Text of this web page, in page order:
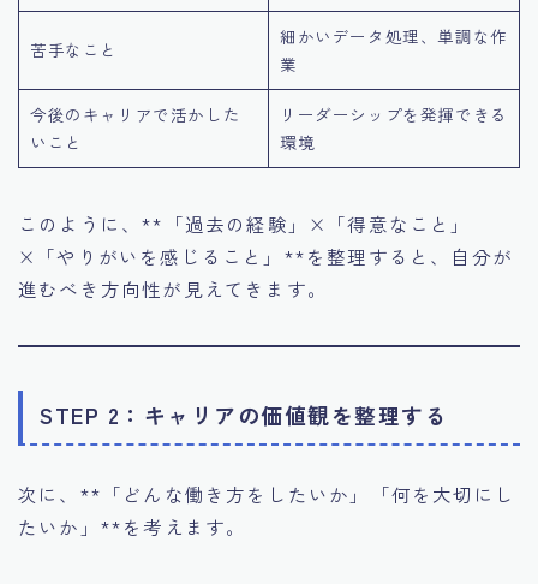
苦手なこと
細かいデータ処理、単調な作
業
今後のキャリアで活かした
いこと
リーダーシップを発揮できる
環境
このように、**「過去の経験」×「得意なこと」
×「やりがいを感じること」**を整理すると、自分が
進むべき方向性が見えてきます。
STEP 2：キャリアの価値観を整理する
次に、**「どんな働き方をしたいか」「何を大切にし
たいか」**を考えます。